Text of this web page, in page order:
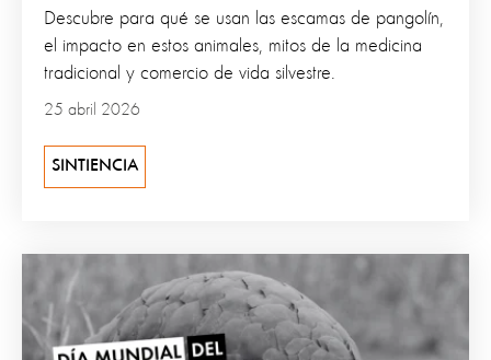
Descubre para qué se usan las escamas de pangolín,
el impacto en estos animales, mitos de la medicina
tradicional y comercio de vida silvestre.
25 abril 2026
SINTIENCIA